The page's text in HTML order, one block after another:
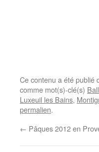
Ce contenu a été publié
comme mot(s)-clé(s)
Luxeuil les Bains,
permalien.
← Pâques 2012 en